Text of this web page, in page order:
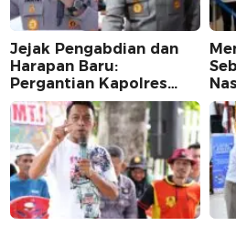
Jejak Pengabdian dan
Harapan Baru:
Pergantian Kapolres
Sidrap dalam Perspektif
Karier Dua Perwira